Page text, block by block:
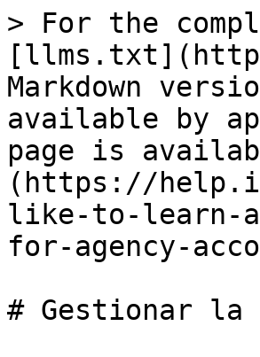
> For the
Markdown
available by
page is
(https://
like-to-learn-
for-agency-
# Gestionar la